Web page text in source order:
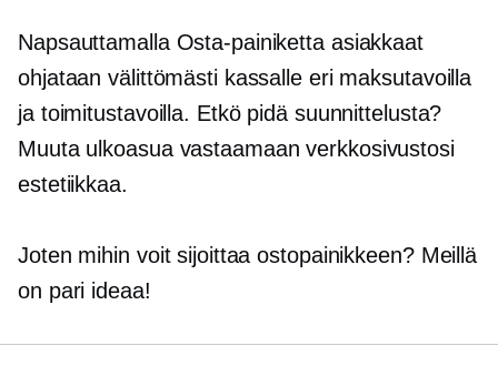
Napsauttamalla Osta-painiketta asiakkaat
ohjataan välittömästi kassalle eri maksutavoilla
ja toimitustavoilla. Etkö pidä suunnittelusta?
Muuta ulkoasua vastaamaan verkkosivustosi
estetiikkaa.
Joten mihin voit sijoittaa ostopainikkeen? Meillä
on pari ideaa!